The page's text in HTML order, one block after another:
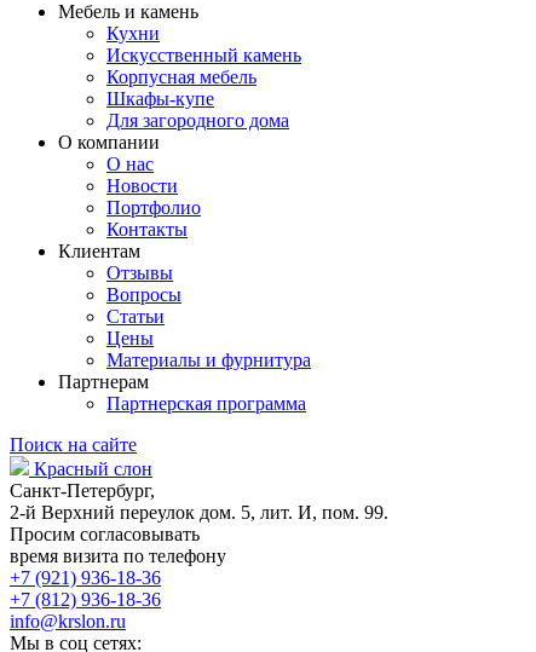
Мебель и камень
Кухни
Искусственный камень
Корпусная мебель
Шкафы-купе
Для загородного дома
О компании
О нас
Новости
Портфолио
Контакты
Клиентам
Отзывы
Вопросы
Статьи
Цены
Материалы и фурнитура
Партнерам
Партнерская программа
Поиск на сайте
Красный слон
Санкт-Петербург,
2-й Верхний переулок дом. 5, лит. И, пом. 99.
Просим согласовывать
время визита по телефону
+7 (921) 936-18-36
+7 (812) 936-18-36
info@krslon.ru
Мы в соц сетях: